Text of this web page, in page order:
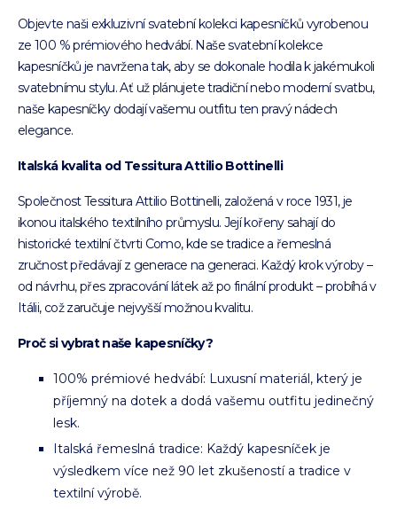
Objevte naši exkluzivní svatební kolekci kapesníčků vyrobenou
ze 100 % prémiového hedvábí. Naše svatební kolekce
kapesníčků je navržena tak, aby se dokonale hodila k jakémukoli
svatebnímu stylu. Ať už plánujete tradiční nebo moderní svatbu,
naše kapesníčky dodají vašemu outfitu ten pravý nádech
elegance.
Italská kvalita od Tessitura Attilio Bottinelli
Společnost Tessitura Attilio Bottinelli, založená v roce 1931, je
ikonou italského textilního průmyslu. Její kořeny sahají do
historické textilní čtvrti Como, kde se tradice a řemeslná
zručnost předávají z generace na generaci. Každý krok výroby –
od návrhu, přes zpracování látek až po finální produkt – probíhá v
Itálii, což zaručuje nejvyšší možnou kvalitu.
Proč si vybrat naše kapesníčky?
100% prémiové hedvábí: Luxusní materiál, který je
příjemný na dotek a dodá vašemu outfitu jedinečný
lesk.
Italská řemeslná tradice: Každý kapesníček je
výsledkem více než 90 let zkušeností a tradice v
textilní výrobě.